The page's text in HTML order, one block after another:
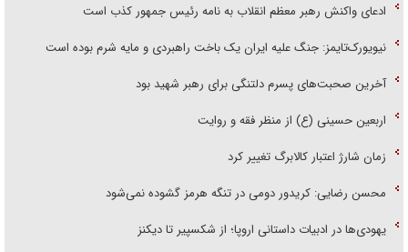
ادعای واکنش رهبر معظم انقلاب به نامه رئیس جمهور کذب است
نیویورک‌تایمز: جنگ علیه ایران یک باخت راهبردی و مایه شرم بوده است
آخرین صحبت‌های پسرم دلتنگی برای رهبر شهید بود
اربعین حسینی (ع) از منظر فقه و روایت
زمان شارژ اعتبار کالابرگ تغییر کرد
محسن رضایی: کریدور دومی در تنگه هرمز گشوده نمی‌شود
یهودی‌ها در ادبیات داستانی اروپا؛ از شکسپیر تا دیکنز